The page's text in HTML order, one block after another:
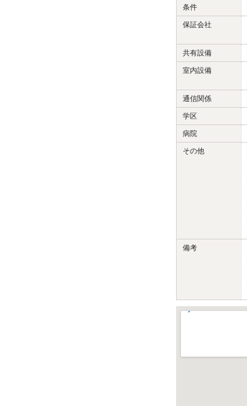
条件
保証会社
共有設備
室内設備
通信関係
学区
病院
その他
備考